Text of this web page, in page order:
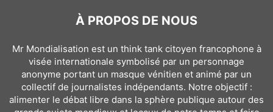
À PROPOS DE NOUS
Mr Mondialisation est un think tank citoyen francophone à
visée internationale symbolisé par un personnage
anonyme portant un masque vénitien et animé par un
collectif de journalistes indépendants. Notre objectif :
alimenter le débat libre dans la sphère publique autour des